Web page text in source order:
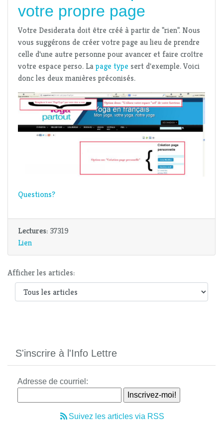
votre propre page
Votre Desiderata doit être créé à partir de "rien". Nous
vous suggérons de créer votre page au lieu de prendre
celle d'une autre personne pour avancer et faire croître
votre espace perso. Lapage type sert d'exemple. Voici
donc les deux manières préconisés.
Questions?
Lectures: 37319
Lien
Afficher les articles:
S'inscrire à l'Info Lettre
Adresse de courriel:
Suivez les articles via RSS